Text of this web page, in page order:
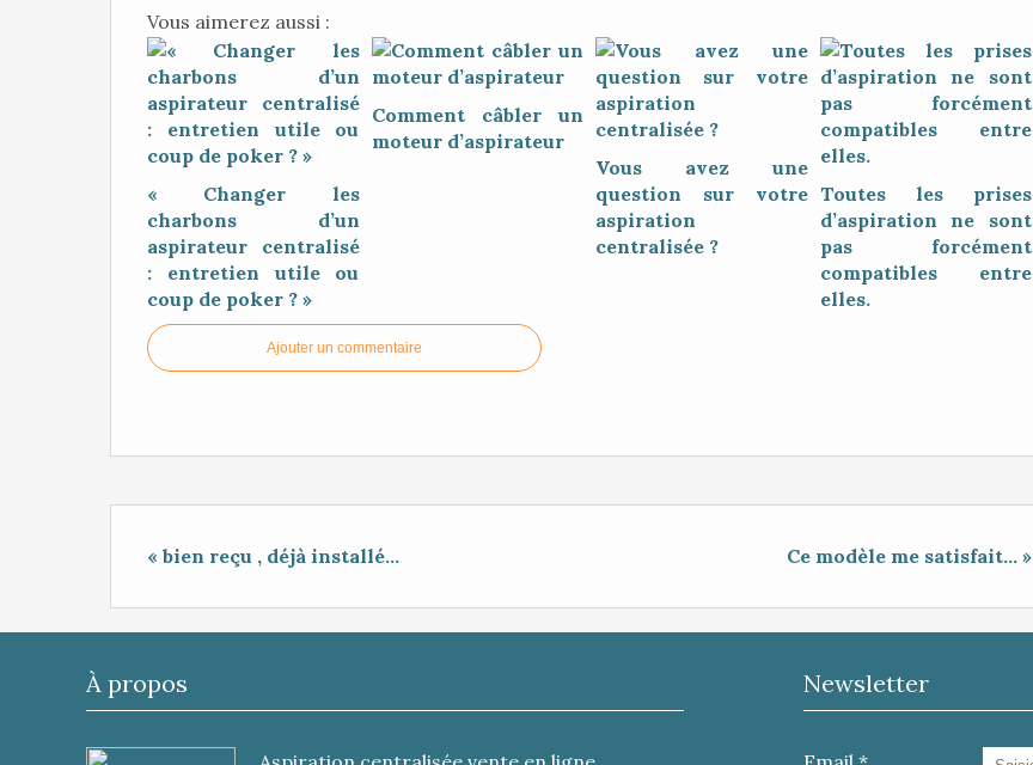
Vous aimerez aussi :
« Changer les
charbons d’un
aspirateur centralisé
: entretien utile ou
coup de poker ? »
Comment câbler un
moteur d’aspirateur
Vous avez une
question sur votre
aspiration
centralisée ?
Toutes les prises
d’aspiration ne sont
pas forcément
compatibles entre
elles.
Ajouter un commentaire
« bien reçu , déjà installé... Ce modèle me satisfait... »
À propos Newsletter